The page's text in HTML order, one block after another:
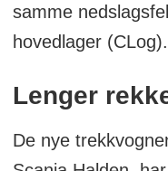
samme
hovedlager (CLog).
Lenger
De nye